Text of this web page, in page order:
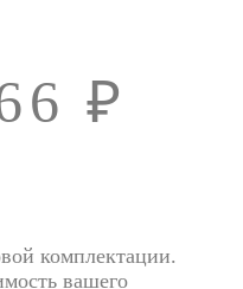
₽
комплектации.
вашего